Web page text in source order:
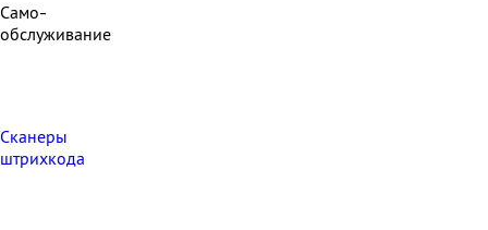
Само-
обслуживание
Сканеры
штрихкода